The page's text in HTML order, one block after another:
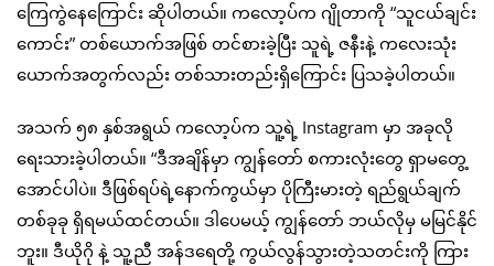
ကြေကွဲနေကြောင်း ဆိုပါတယ်။ ကလော့ပ်က ဂျိုတာကို “သူငယ်ချင်း
ကောင်း” တစ်ယောက်အဖြစ် တင်စားခဲ့ပြီး သူရဲ့ ဇနီးနဲ့ ကလေးသုံး
ယောက်အတွက်လည်း တစ်သားတည်းရှိကြောင်း ပြသခဲ့ပါတယ်။
အသက် ၅၈ နှစ်အရွယ် ကလော့ပ်က သူ့ရဲ့ Instagram မှာ အခုလို
ရေးသားခဲ့ပါတယ်။ “ဒီအချိန်မှာ ကျွန်တော် စကားလုံးတွေ ရှာမတွေ့
အောင်ပါပဲ။ ဒီဖြစ်ရပ်ရဲ့နောက်ကွယ်မှာ ပိုကြီးမားတဲ့ ရည်ရွယ်ချက်
တစ်ခုခု ရှိရမယ်ထင်တယ်။ ဒါပေမယ့် ကျွန်တော် ဘယ်လိုမှ မမြင်နိုင်
ဘူး။ ဒီယိုဂို နဲ့ သူ့ညီ အန်ဒရေတို့ ကွယ်လွန်သွားတဲ့သတင်းကို ကြား